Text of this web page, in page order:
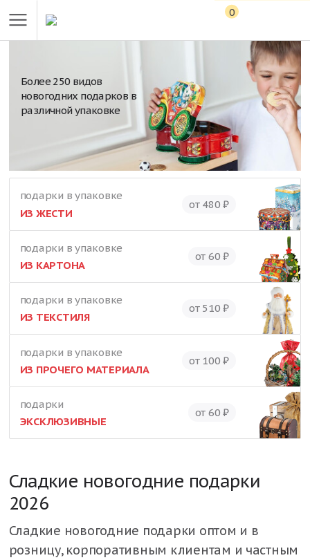
0
Более 250 видов
новогодних подарков в
различной упаковке
подарки в упаковке
ИЗ ЖЕСТИ
от 480 ₽
подарки в упаковке
ИЗ КАРТОНА
от 60 ₽
подарки в упаковке
ИЗ ТЕКСТИЛЯ
от 510 ₽
подарки в упаковке
ИЗ ПРОЧЕГО МАТЕРИАЛА
от 100 ₽
подарки
ЭКСКЛЮЗИВНЫЕ
от 60 ₽
Сладкие новогодние подарки
2026
Сладкие новогодние подарки оптом и в
розницу, корпоративным клиентам и частным